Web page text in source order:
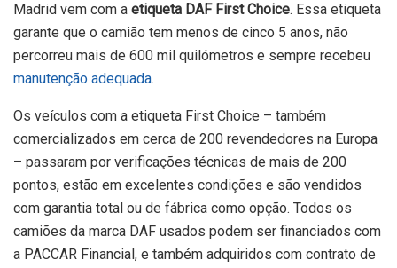
Madrid vem com a etiqueta DAF First Choice. Essa etiqueta
garante que o camião tem menos de cinco 5 anos, não
percorreu mais de 600 mil quilómetros e sempre recebeu
manutenção adequada.
Os veículos com a etiqueta First Choice – também
comercializados em cerca de 200 revendedores na Europa
– passaram por verificações técnicas de mais de 200
pontos, estão em excelentes condições e são vendidos
com garantia total ou de fábrica como opção. Todos os
camiões da marca DAF usados podem ser financiados com
a PACCAR Financial, e também adquiridos com contrato de